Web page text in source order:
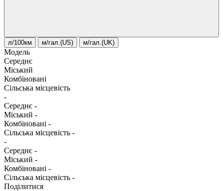
л/100км м/гал.(US) м/гал.(UK)
Модель
Середнє
Міський
Комбіновані
Сільська місцевість
-
Середнє -
Міський -
Комбіновані -
Сільська місцевість -
-
Середнє -
Міський -
Комбіновані -
Сільська місцевість -
Поділитися